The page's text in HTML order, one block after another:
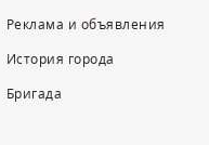
Реклама и объявления
История города
Бригада